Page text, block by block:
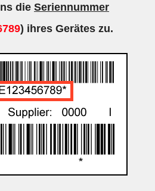
die Seriennummer
) ihres Gerätes zu.